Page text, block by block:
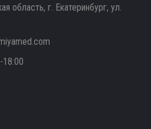
область, г. Екатеринбург, ул.